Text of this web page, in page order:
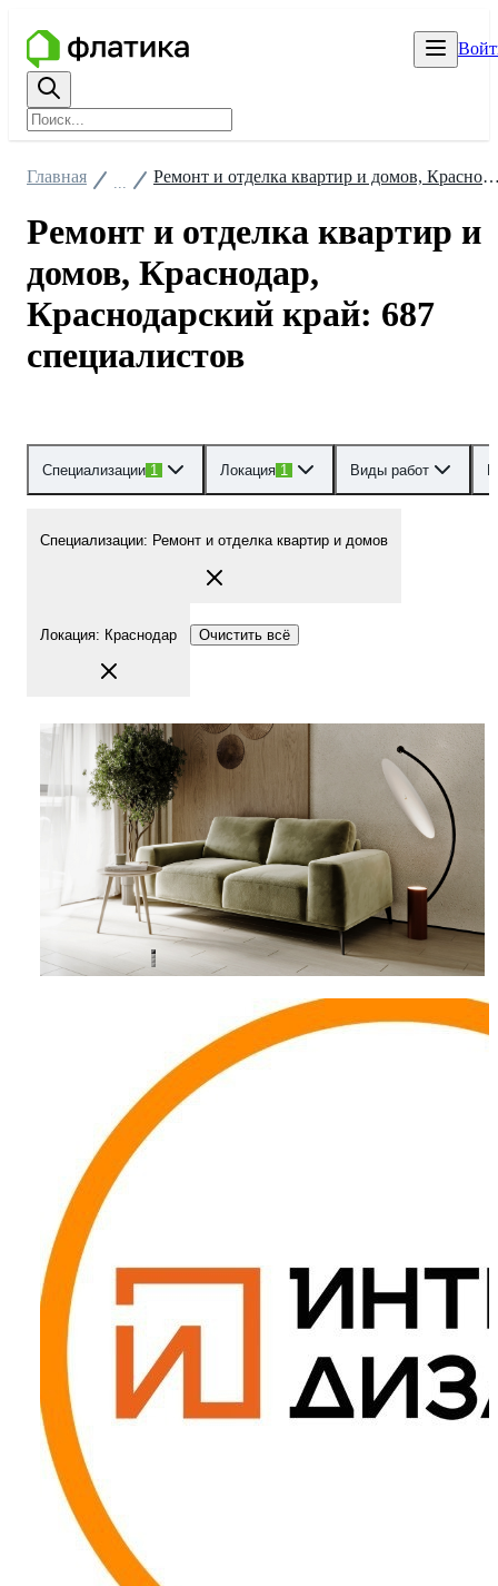
Главная Ремонт и отделка квартир и домов, Краснодар,
Ремонт и отделка квартир и
домов, Краснодар,
Краснодарский край: 687
специалистов
Специализации 1 Локация 1 Виды работ
Специализации: Ремонт и отделка квартир и домов
Локация: Краснодар Очистить всё